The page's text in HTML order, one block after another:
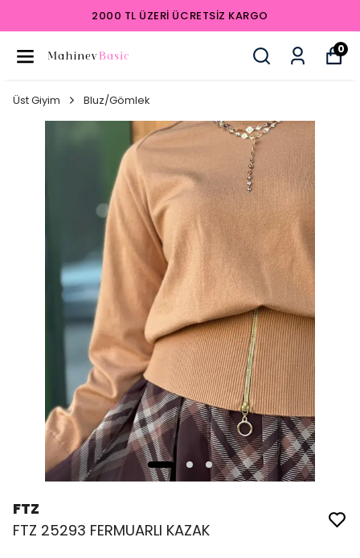
2000 TL ÜZERI ÜCRETSIZ KARGO
0
Üst Giyim Bluz/Gömlek
FTZ
FTZ 25293 FERMUARLI KAZAK